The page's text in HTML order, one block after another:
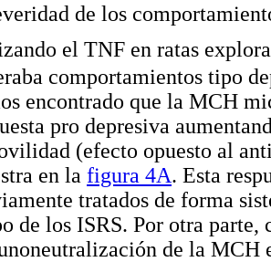
de los
el TNF en ratas
comportamientos tipo
encontrado que la MCH
pro depresiva
(efecto opuesto al
en la figura 4A. Esta
tratados de forma
de los ISRS. Por otra parte,
de la MCH